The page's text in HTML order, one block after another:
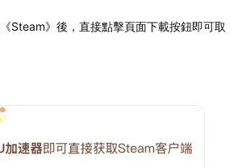
Steam》後，直接點擊頁面下載按鈕即可取